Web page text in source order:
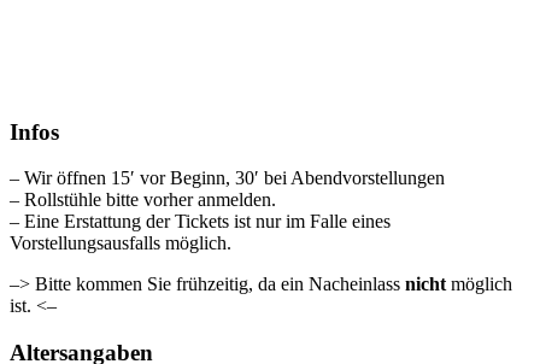
Infos
– Wir öffnen 15′ vor Beginn, 30′ bei Abendvorstellungen
– Rollstühle bitte vorher anmelden.
– Eine Erstattung der Tickets ist nur im Falle eines
Vorstellungsausfalls möglich.
–> Bitte kommen Sie frühzeitig, da ein Nacheinlass nicht möglich
ist. <–
Altersangaben